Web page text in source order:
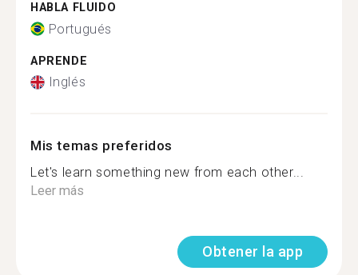
HABLA FLUIDO
Portugués
APRENDE
Inglés
Mis temas preferidos
Let's learn something new from each other...
Leer más
Obtener la app